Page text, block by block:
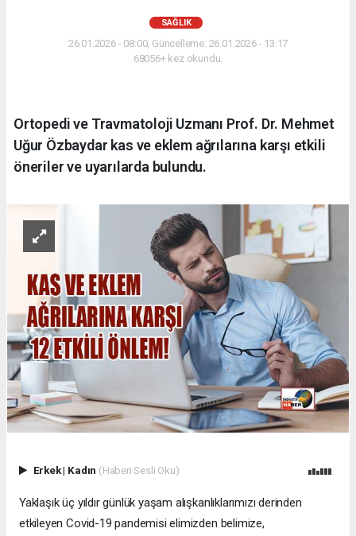
SAĞLIK
26.01.2026 - 08:00, Güncelleme: 26.01.2026 - 13:17
68056+ kez okundu.
Ortopedi ve Travmatoloji Uzmanı Prof. Dr. Mehmet
Uğur Özbaydar kas ve eklem ağrılarına karşı etkili
öneriler ve uyarılarda bulundu.
Erkek| Kadın (Haberi Sesli Oku)
Yaklaşık üç yıldır günlük yaşam alışkanlıklarımızı derinden
etkileyen Covid-19 pandemisi elimizden belimize,